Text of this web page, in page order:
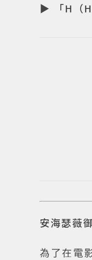
▶ 「H（
安海瑟薇
為了在電